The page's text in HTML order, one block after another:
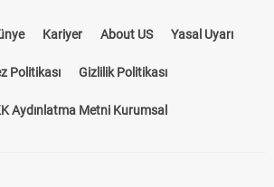
Kariyer About US Yasal Uyarı
Politikası Gizlilik Politikası
Aydınlatma Metni Kurumsal